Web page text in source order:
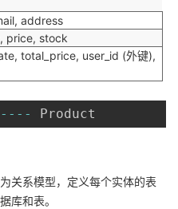
address
price, stock
total_price, user_id (外键),
-- - Product
关系模型，定义每个实体的表
库和表。